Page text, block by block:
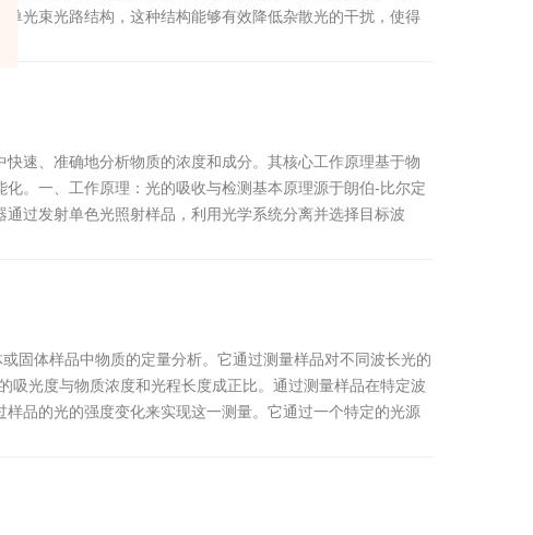
光束光路结构，这种结构能够有效降低杂散光的干扰，使得
速、准确地分析物质的浓度和成分。其核心工作原理基于物
。​​一、工作原理：光的吸收与检测​​基本原理源于朗伯-比尔定
过发射单色光照射样品，利用光学系统分离并选择目标波
固体样品中物质的定量分析。它通过测量样品对不同波长光的
光度与物质浓度和光程长度成正比。通过测量样品在特定波
品的光的强度变化来实现这一测量。它通过一个特定的光源